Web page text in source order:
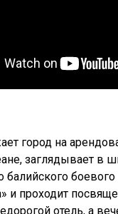
город на
заглядывает в
балийского боевого
и проходит
отель, а